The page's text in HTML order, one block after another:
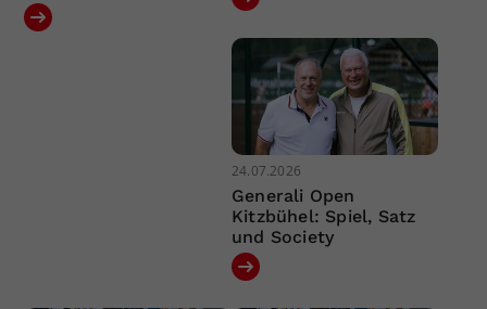
24.07.2026
Generali Open
Kitzbühel: Spiel, Satz
und Society